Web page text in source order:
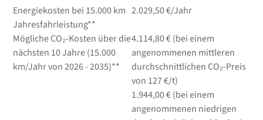
Energiekosten bei 15.000 km
Jahresfahrleistung**
2.029,50 €/Jahr
Mögliche CO₂-Kosten über die
nächsten 10 Jahre (15.000
km/Jahr von 2026 - 2035)**
4.114,80 € (bei einem
angenommenen mittleren
durchschnittlichen CO₂-Preis
von 127 €/t)
1.944,00 € (bei einem
angenommenen niedrigen